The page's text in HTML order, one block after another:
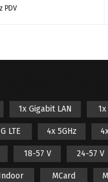
PDV
1x Gigabit LAN 1x
LTE 4x 5GHz
18-57 V 24-57 V
MCard